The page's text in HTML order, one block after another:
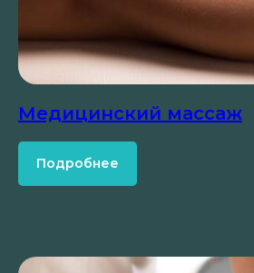
Медицинский массаж
Подробнее